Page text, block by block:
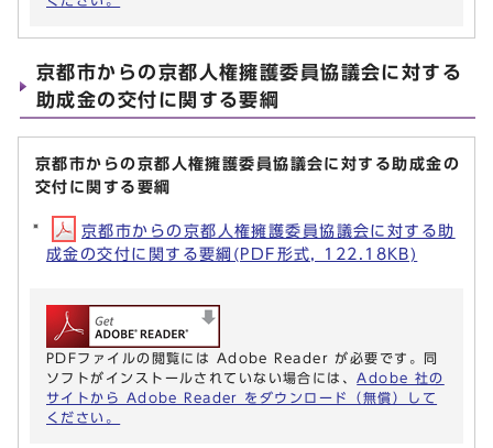
京都市からの京都人権擁護委員協議会に対する
助成金の交付に関する要綱
京都市からの京都人権擁護委員協議会に対する助成金の
交付に関する要綱
京都市からの京都人権擁護委員協議会に対する助
成金の交付に関する要綱(PDF形式, 122.18KB)
PDFファイルの閲覧には Adobe Reader が必要です。同
ソフトがインストールされていない場合には、 Adobe 社の
サイトから Adobe Reader をダウンロード（無償）して
ください。